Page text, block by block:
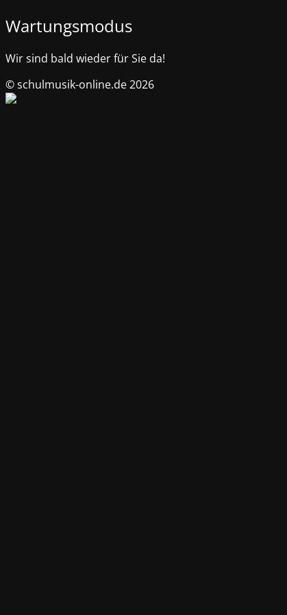
Wartungsmodus
Wir sind bald wieder für Sie da!
© schulmusik-online.de 2026